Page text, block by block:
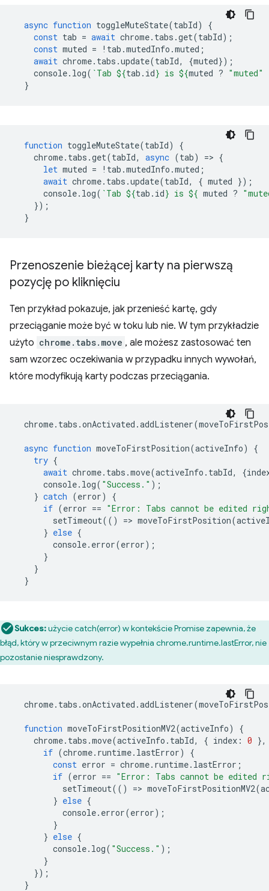
async function toggleMuteState(tabId)
{
const tab = await chrome. tabs .get(tabId);
const muted = ! tab .mutedInfo .muted ;
await chrome. tabs .update(tabId, {muted});
console. log( `Tab ${tab . id} is ${muted ? "muted"
}
function toggleMuteState(tabId)
{
chrome. tabs .get(tabId, async (tab) => {
let muted = ! tab .mutedInfo .muted ;
await chrome. tabs .update(tabId, { muted });
console. log( `Tab ${tab . id} is ${ muted ?
});
}
Przenoszenie bieżącej karty na pierwszą
pozycję po kliknięciu
Ten przykład pokazuje, jak przenieść kartę, gdy
przeciąganie może być w toku lub nie. W tym przykładzie
użyto chrome.tabs.move , ale możesz zastosować ten
sam wzorzec oczekiwania w przypadku innych wywołań,
które modyfikują karty podczas przeciągania.
chrome. tabs .onActivated .addListener(
async function moveToFirstPosition(activeInfo)
{
try {
await chrome. tabs .move(activeInfo . tabId, {
console. log( "Success." );
} catch (error)
{
if (error == "Error: Tabs cannot be edited
setTimeout(() => moveToFirstPosition(
} else {
console. error(error);
}
}
}
Sukces:użycie catch(error) w kontekście Promise zapewnia, że
błąd, który w przeciwnym razie wypełnia chrome.runtime.lastError, nie
pozostanie niesprawdzony.
chrome. tabs .onActivated .addListener(
function moveToFirstPositionMV2(activeInfo)
{
chrome. tabs .move(activeInfo . tabId, { index : 0 },
if (chrome. runtime. lastError)
{
const error = chrome. runtime. lastError ;
if (error == "Error: Tabs cannot be edited
setTimeout(() => moveToFirstPositionMV2(
} else {
console. error(error);
}
} else {
console. log( "Success." );
}
});
}